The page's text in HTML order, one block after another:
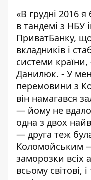
«В грудні 2016
в тандемі з НБУ
ПриватБанку,
вкладників і
системи
Данилюк. - У
перемовини з
він намагався
— йому не
одна з двох
— друга теж
Коломойським —
заморозки всіх
всьому світові,